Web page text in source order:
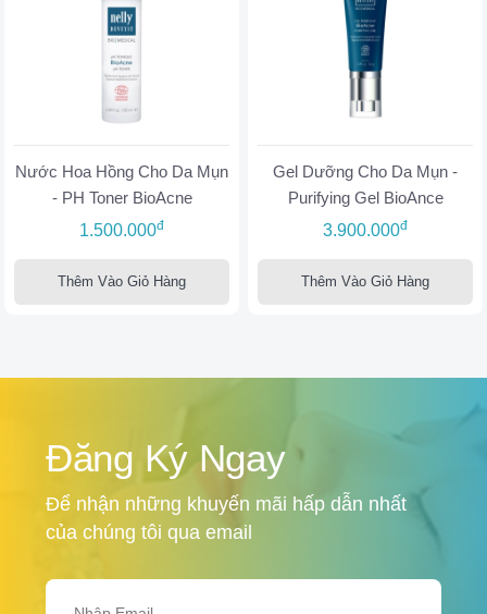
Nước Hoa Hồng Cho Da Mụn
- PH Toner BioAcne
1.500.000đ
Thêm Vào Giỏ Hàng
Gel Dưỡng Cho Da Mụn -
Purifying Gel BioAnce
3.900.000đ
Thêm Vào Giỏ Hàng
Đăng Ký Ngay
Để nhận những khuyến mãi hấp dẫn nhất
của chúng tôi qua email